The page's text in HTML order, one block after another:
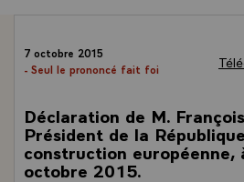
7 octobre 2015
- Seul le prononcé fait foi
Déclaration de M.
Président de la
construction européenne,
octobre 2015.